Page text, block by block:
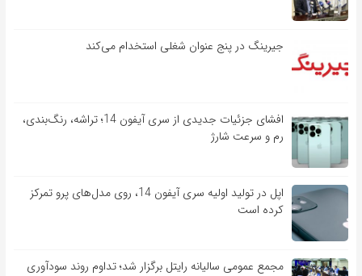
جیرینگ در پنج عنوان شغلی استخدام می‌کند
افشای جزئیات جدیدی از سری آیفون 14؛ تراشه، رنگ‌بندی،
رم و سرعت شارژ
اپل در تولید اولیه سری آیفون 14، روی مدل‌های پرو تمرکز
کرده است
مجمع عمومی سالیانه رایتل برگزار شد؛ تداوم روند سودآوری